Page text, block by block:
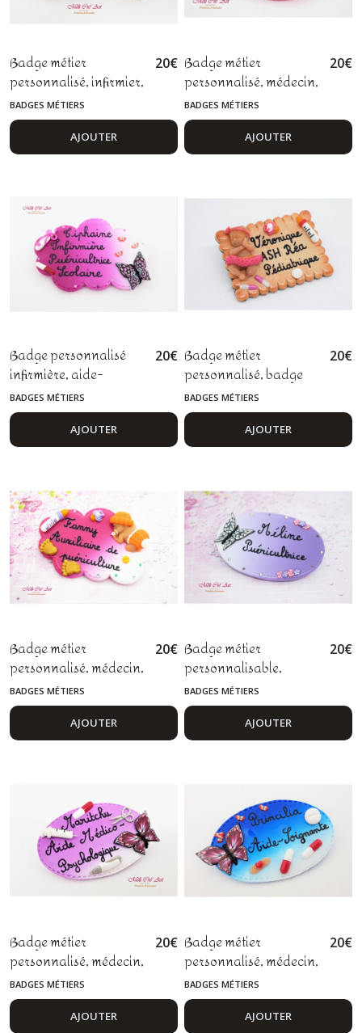
Badge métier
personnalisé, infirmier,
aide-soignant,
pédiatre, AS fimo
20€
BADGES MÉTIERS
AJOUTER
Badge métier
personnalisé, médecin,
infirmière, aide-
soignant, personnel
soignant, pâte
polymère fimo
20€
BADGES MÉTIERS
AJOUTER
Badge personnalisé
infirmière, aide-
soignante,
puéricultrice, sage-
femme, nounou
20€
BADGES MÉTIERS
AJOUTER
Badge métier
personnalisé, badge
fimo, biscuit, assistante
maternelle, nounou,
puéricultrice
20€
BADGES MÉTIERS
AJOUTER
Badge métier
personnalisé, médecin,
infirmière, aide-
soignante, sage-
femme, fimo
20€
BADGES MÉTIERS
AJOUTER
Badge métier
personnalisable,
médecin, infirmière,
aide soignant,
puéricultrice, pâte
polymère fimo
20€
BADGES MÉTIERS
AJOUTER
Badge métier
personnalisé, médecin,
infirmière, aide-
soignant, ASH, pâte
polymère fimo
20€
BADGES MÉTIERS
AJOUTER
Badge métier
personnalisé, médecin,
infirmière, aide-
soignant, sage-femme,
pâte polymère fimo
20€
BADGES MÉTIERS
AJOUTER